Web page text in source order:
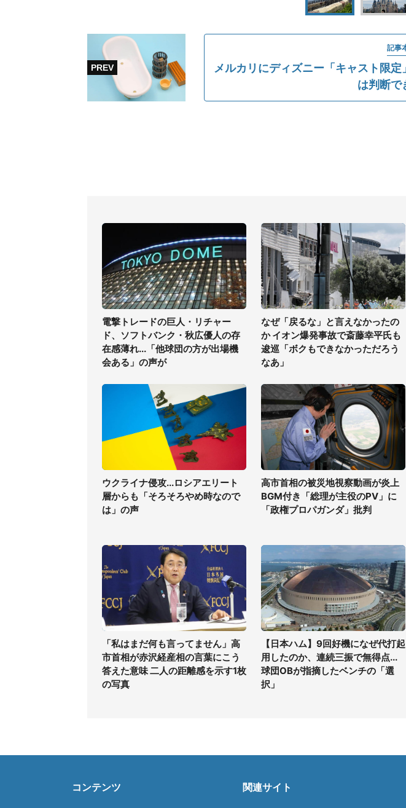
記事
メルカリにディズニー「キャスト限
は判断で
電撃トレードの巨人・リチャー
ド、ソフトバンク・秋広優人の存
在感薄れ...「他球団の方が出場機
会ある」の声が
なぜ「戻るな」と言えなかったの
か イオン爆発事故で斎藤幸平氏も
逡巡「ボクもできなかっただろう
なあ」
ウクライナ侵攻...ロシアエリート
層からも「そろそろやめ時なので
は」の声
高市首相の被災地視察動画が炎上
BGM付き「総理が主役のPV」に
「政権プロパガンダ」批判
「私はまだ何も言ってません」高
市首相が赤沢経産相の言葉にこう
答えた意味 二人の距離感を示す1枚
の写真
【日本ハム】9回好機になぜ代打起
用したのか、連続三振で無得点...
球団OBが指摘したベンチの「選
択」
コンテンツ 関連サイト